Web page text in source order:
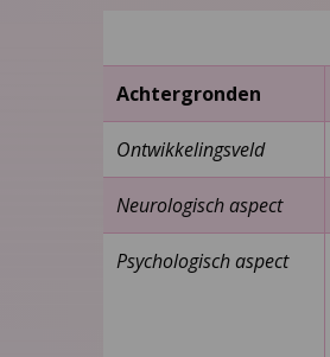
Achtergronden
Ontwikkelingsveld
Neurologisch aspect
Psychologisch aspect